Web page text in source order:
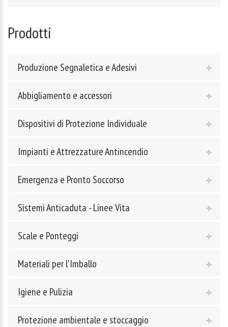
Prodotti
Produzione Segnaletica e Adesivi
Abbigliamento e accessori
Dispositivi di Protezione Individuale
Impianti e Attrezzature Antincendio
Emergenza e Pronto Soccorso
Sistemi Anticaduta - Linee Vita
Scale e Ponteggi
Materiali per l'Imballo
Igiene e Pulizia
Protezione ambientale e stoccaggio